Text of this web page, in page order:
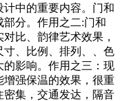
中的重要内容。门和
分。作用之二:门和
比、韵律艺术效果，
、比例、排列、、色
影响。作用之三：现
增强保温的效果，很重
密集，交通发达，隔音